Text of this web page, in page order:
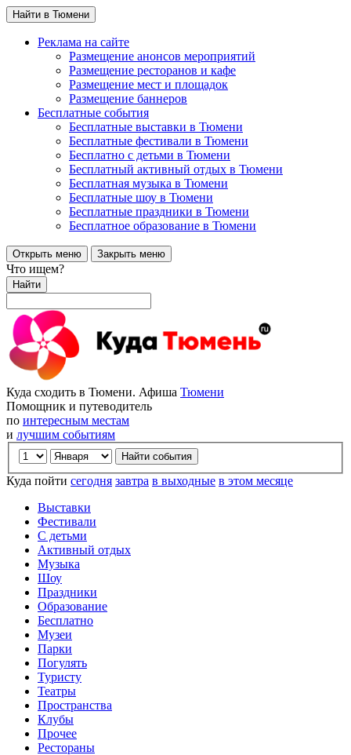
Найти в Тюмени
Реклама на сайте
Размещение анонсов мероприятий
Размещение ресторанов и кафе
Размещение мест и площадок
Размещение баннеров
Бесплатные события
Бесплатные выставки в Тюмени
Бесплатные фестивали в Тюмени
Бесплатно с детьми в Тюмени
Бесплатный активный отдых в Тюмени
Бесплатная музыка в Тюмени
Бесплатные шоу в Тюмени
Бесплатные праздники в Тюмени
Бесплатное образование в Тюмени
Открыть меню Закрыть меню
Что ищем?
Найти
Куда сходить в Тюмени. Афиша Тюмени
Помощник и путеводитель
по интересным местам
и лучшим событиям
Куда пойти сегодня завтра в выходные в этом месяце
Выставки
Фестивали
С детьми
Активный отдых
Музыка
Шоу
Праздники
Образование
Бесплатно
Музеи
Парки
Погулять
Туристу
Театры
Пространства
Клубы
Прочее
Рестораны